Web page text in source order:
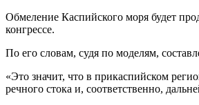
Обмеление Каспийского моря будет
конгрессе.
По его словам, судя по моделям,
«Это значит, что в прикаспийском
речного стока и, соответственно,